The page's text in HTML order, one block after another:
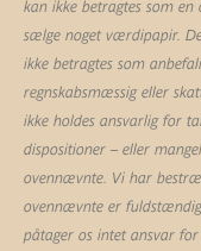
kan ikke betragtes som
sælge noget værdipapir.
ikke betragtes som
regnskabsmæssig eller
ikke holdes ansvarlig for
dispositioner – eller
ovennævnte. Vi har
ovennævnte er
påtager os intet ansvar for